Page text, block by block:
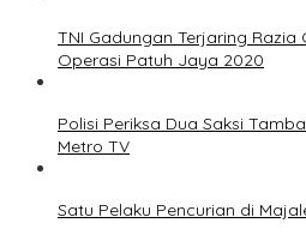
TNI Gadungan Terjaring Razia
Operasi Patuh Jaya 2020
Polisi Periksa Dua Saksi
Metro TV
Satu Pelaku Pencurian di